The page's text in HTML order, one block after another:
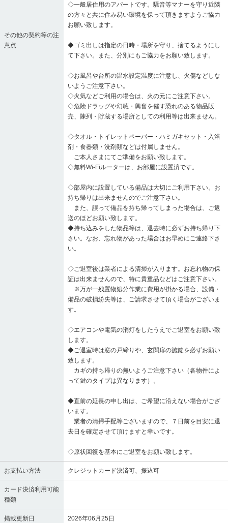
その他の契約等の注
意点
◇一般居住用のアパートです。騒音等マナーを守り近隣
の方々と共に住み易い環境を保って頂きますようご協力
お願い致します。
◆ゴミ出しは指定の日時・場所を守り、捨てるようにし
て下さい。また、分別にもご協力をお願い致します。
◇お風呂や台所の温水設定温度に注意し、火傷などしな
いようご注意下さい。
◇火気などご利用の場合は、火の元にご注意下さい。
◇危険ドラッグや幻聴・興奮を催す恐れのある物品販
売、陳列・貯蔵する場所としての利用等は出来ません。
◇タオル・トイレットペーパー・ハミガキセット・入浴
剤・食器類・洗剤類などは付属しません。
ご本人さまにてご準備をお願い致します。
◇無料Wi-Fiルーターは、お部屋に設置済です。
◇部屋内に設置している備品は大切にご利用下さい。お
持ち帰りは出来ませんのでご注意下さい。
また、誤って備品を持ち帰ってしまった場合は、ご返
送のほどお願い致します。
◆持ち込みをした物品等は、退去時に必ずお持ち帰り下
さい。なお、忘れ物があった場合はお早めにご連絡下さ
い。
◇ご退室後は業者による清掃が入ります。お忘れ物の保
証は出来ませんので、特に貴重品などはご注意下さい。
※万が一残置物処分作業に費用が掛かる場合、設備・
備品の破損紛失等は、ご請求させて頂く場合がございま
す。
◇エアコンや電気の消灯をしたうえでご退室をお願い致
します。
◆ご退室時は窓の戸締りや、玄関扉の施錠を必ずお願い
致します。
カギの持ち帰りの無いようご注意下さい（各物件によ
って鍵のタイプは異なります）。
◆直前の延長の申し出は、ご希望に沿えない場合がござ
います。
業者の清掃手配等ございますので、７日前を目安に退
去日を確定させて頂けますと幸いです。
◇原状回復を基本にご退室をお願い致します。
お支払い方法 クレジットカード決済可、振込可
カード決済利用可能
種類
掲載更新日 2026年06月25日